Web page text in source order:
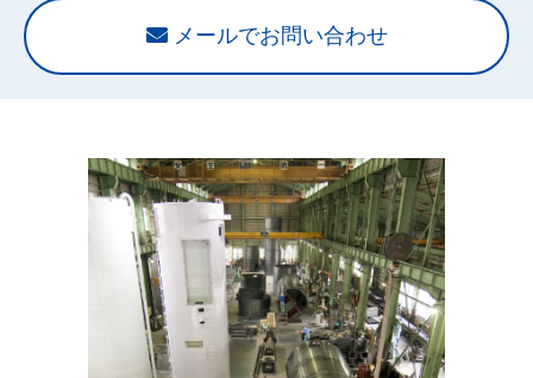
メールでお問い合わせ